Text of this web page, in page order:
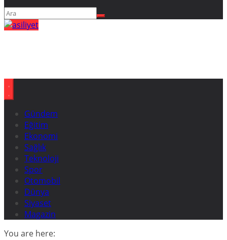
Gündem
Eğitim
Ekonomi
Sağlık
Teknoloji
Spor
Otomobil
Dünya
Siyaset
Magazin
You are here: